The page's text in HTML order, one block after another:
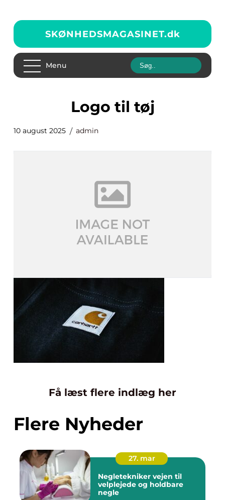
SKØNHEDSMAGASINET.dk
Menu
logo til tøj
10 august 2025 admin
Få læst flere indlæg her
Flere Nyheder
27. mar
Negletekniker vejen til
velplejede og holdbare
negle